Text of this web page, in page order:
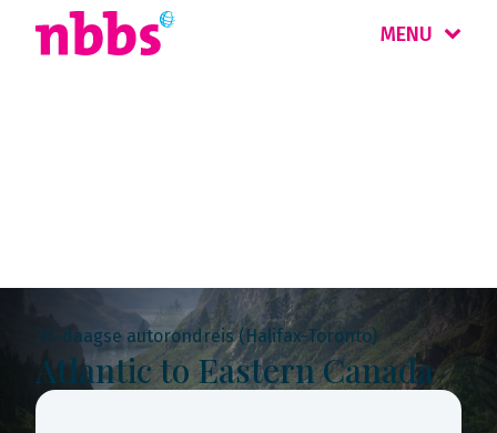
MENU
20-daagse autorondreis (Halifax-Toronto)
Atlantic to Eastern Canada